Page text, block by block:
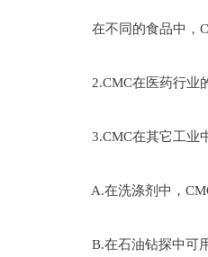
在不同的食品中，
2.CMC在医药行业的
3.CMC在其它工业中
A.在洗涤剂中，CMC
B.在石油钻探中可用